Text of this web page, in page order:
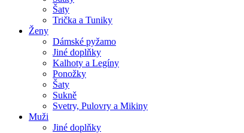
Šaty
Trička a Tuniky
Ženy
Dámské pyžamo
Jiné doplňky
Kalhoty a Legíny
Ponožky
Šaty
Sukně
Svetry, Pulovry a Mikiny
Muži
Jiné doplňky